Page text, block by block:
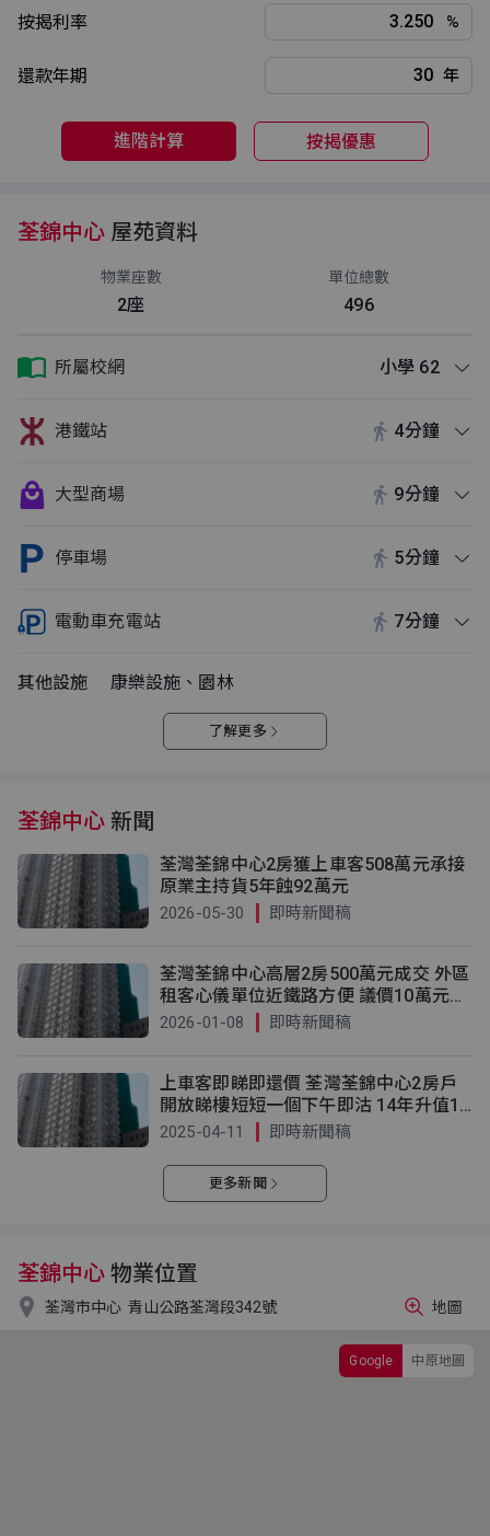
按揭利率 %
還款年期 年
進階計算 按揭優惠
荃錦中心 屋苑資料
物業座數
2座
單位總數
496
所屬校網 小學 62
港鐵站 4分鐘
大型商場 9分鐘
停車場 5分鐘
電動車充電站 7分鐘
其他設施 康樂設施、園林
了解更多
荃錦中心 新聞
荃灣荃錦中心2房獲上車客508萬元承接
原業主持貨5年蝕92萬元
2026-05-30 即時新聞稿
荃灣荃錦中心高層2房500萬元成交 外區
租客心儀單位近鐵路方便 議價10萬元入
市
2026-01-08 即時新聞稿
上車客即睇即還價 荃灣荃錦中心2房戶
開放睇樓短短一個下午即沽 14年升值17
3萬元
2025-04-11 即時新聞稿
更多新聞
荃錦中心 物業位置
 荃灣市中心 青山公路荃灣段342號
Google 中原地圖
地圖